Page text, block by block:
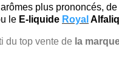
plus prononcés,
le E-liquide Royal
du top vente de la